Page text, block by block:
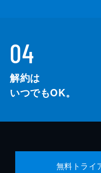
04
解約は
いつでもOK。
無料トライ